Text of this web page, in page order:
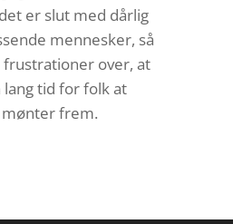
er slut med dårlig
mennesker, så
over, at
lang tid for folk at
frem.